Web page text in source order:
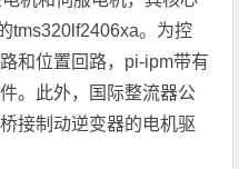
tms320lf2406xa。为控
和位置回路，pi-ipm带有
。此外，国际整流器公
接制动逆变器的电机驱